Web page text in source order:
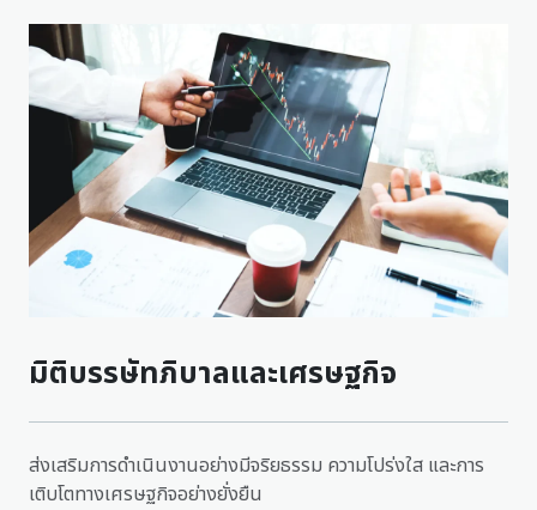
มิติบรรษัทภิบาลและเศรษฐกิจ
ส่งเสริมการดำเนินงานอย่างมีจริยธรรม ความโปร่งใส และการ
เติบโตทางเศรษฐกิจอย่างยั่งยืน